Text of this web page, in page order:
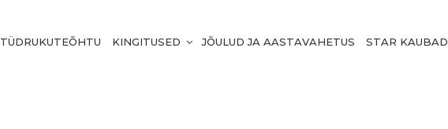
TÜDRUKUTEÕHTU KINGITUSED JÕULUD JA AASTAVAHETUS STAR KAUBAD